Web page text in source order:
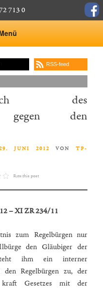
713 0
RSS-feed
des
gegen den
JUNI 2012 VONTP-
Rate this post
– XI ZR 234/11
zum Regelbürgen nur
den Gläubiger der
ihm ein interner
den Regelbürgen zu, der
Gesetzes mit der